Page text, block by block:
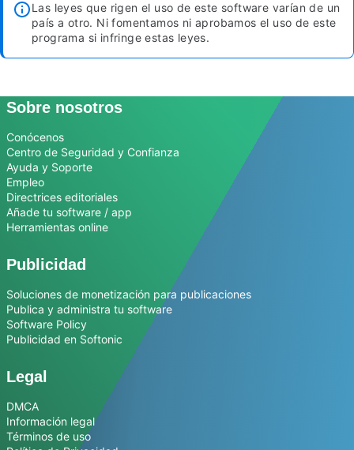
Las leyes que rigen el uso de este software varían de un
país a otro. Ni fomentamos ni aprobamos el uso de este
programa si infringe estas leyes.
Sobre nosotros
Conócenos
Centro de Seguridad y Confianza
Ayuda y Soporte
Empleo
Directrices editoriales
Añade tu software / app
Herramientas online
Publicidad
Soluciones de monetización para publicaciones
Publica y administra tu software
Software Policy
Publicidad en Softonic
Legal
DMCA
Información legal
Términos de uso